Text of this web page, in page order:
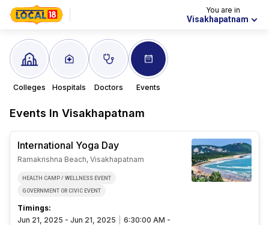
You are in
Visakhapatnam
Colleges Hospitals Doctors Events
Events In Visakhapatnam
International Yoga Day
Ramakrishna Beach, Visakhapatnam
HEALTH CAMP / WELLNESS EVENT
GOVERNMENT OR CIVIC EVENT
Timings:
Jun 21, 2025 - Jun 21, 2025
6:30:00 AM -